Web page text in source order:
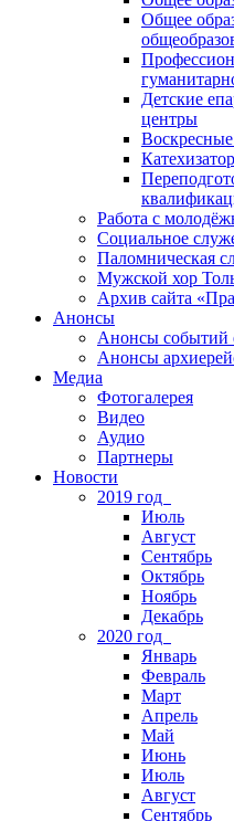
Общее
Детские
центры
Работа с
Социальное
Паломническая
Мужской хор
Архив сайта
Анонсы
Анонсы событий
Анонсы
Медиа
Фотогалерея
Видео
Аудио
Партнеры
Новости
2019 год
Июль
Август
Сентябрь
Октябрь
Ноябрь
Декабрь
2020 год
Январь
Февраль
Март
Апрель
Май
Июнь
Июль
Август
Сентябрь